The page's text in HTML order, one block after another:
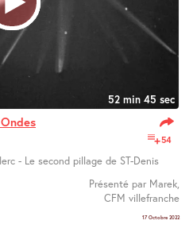
52 min 45 sec
54
- Le second pillage de ST-Denis
Présenté par Marek,
CFM villefranche
17 Octobre 2022